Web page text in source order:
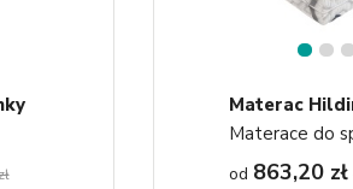
Materace do
od 863,20 zł